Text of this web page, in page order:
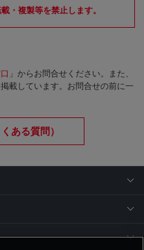
・複製等を禁止します。
」からお問合せください。
また、
載しています。お問合せの前に一
ある質問）